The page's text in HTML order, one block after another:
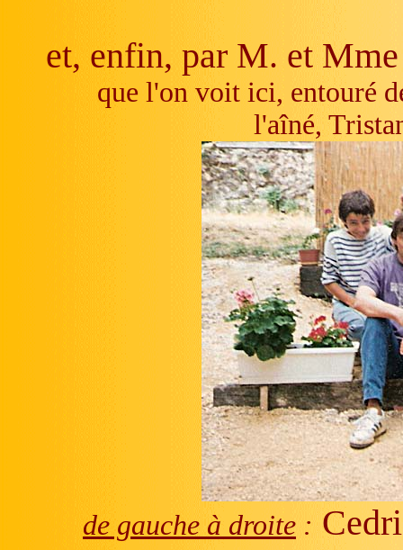
et, enfin, par M. et
que l'on voit ici, entouré
l'aîné,
de gauche à droite :